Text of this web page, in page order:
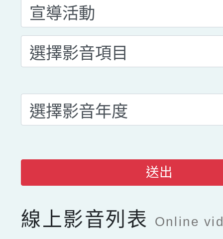
送出
線上影音列表 Online